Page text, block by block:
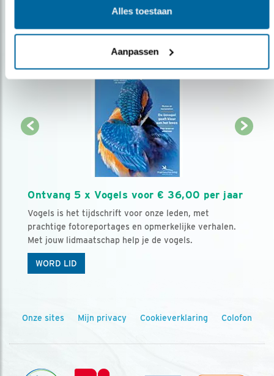
Alles toestaan
Aanpassen
Ontvang 5 x Vogels voor € 36,00 per jaar
Vogels is het tijdschrift voor onze leden, met
prachtige fotoreportages en opmerkelijke verhalen.
Met jouw lidmaatschap help je de vogels.
WORD LID
Onze sites Mijn privacy Cookieverklaring Colofon